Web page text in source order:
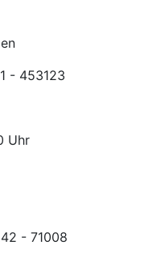
- 453123
Uhr
- 71008